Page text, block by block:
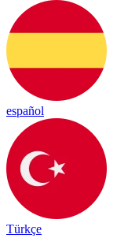
español
Türkçe